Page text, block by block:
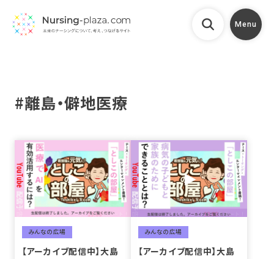
Menu
#離島・僻地医療
みんなの広場
【アーカイブ配信中】大島
みんなの広場
【アーカイブ配信中】大島